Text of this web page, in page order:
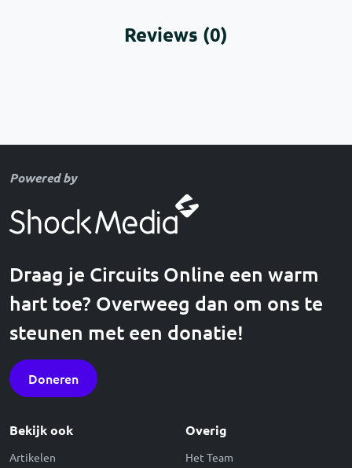
Reviews (0)
Powered by
Draag je Circuits Online een warm
hart toe? Overweeg dan om ons te
steunen met een donatie!
Doneren
Bekijk ook
Artikelen
Overig
Het Team